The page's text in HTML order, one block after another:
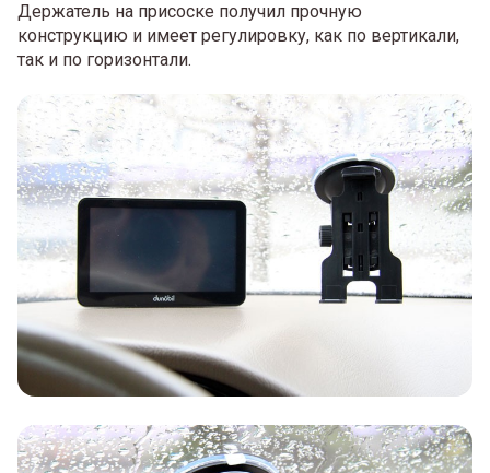
Держатель на присоске получил прочную
конструкцию и имеет регулировку, как по вертикали,
так и по горизонтали.